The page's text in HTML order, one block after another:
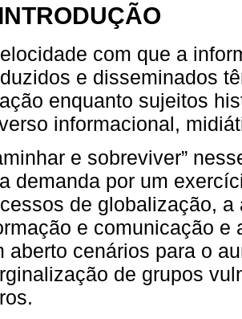
com que a
e disseminados
enquanto sujeitos
informacional,
e sobreviver”
demanda por um
de globalização,
e comunicação
aberto cenários para o
de grupos